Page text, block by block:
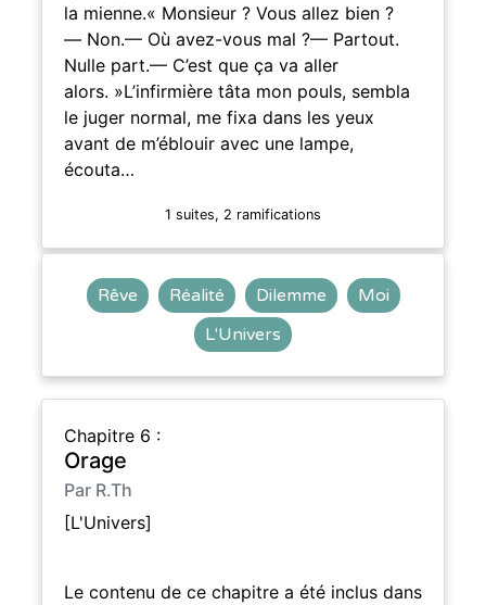
la mienne.« Monsieur ? Vous allez bien ?
— Non.— Où avez-vous mal ?— Partout.
Nulle part.— C’est que ça va aller
alors. »L’infirmière tâta mon pouls, sembla
le juger normal, me fixa dans les yeux
avant de m’éblouir avec une lampe,
écouta…
1 suites, 2 ramifications
Rêve Réalité Dilemme
Moi
L'Univers
Chapitre 6 :
Orage
Par R.Th
[L'Univers]
Le contenu de ce chapitre a été inclus dans